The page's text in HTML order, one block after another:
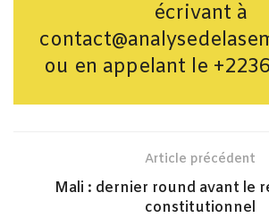
écrivant à
ou en appelant le
Article précédent
Mali : dernier round avant le
constitutionnel